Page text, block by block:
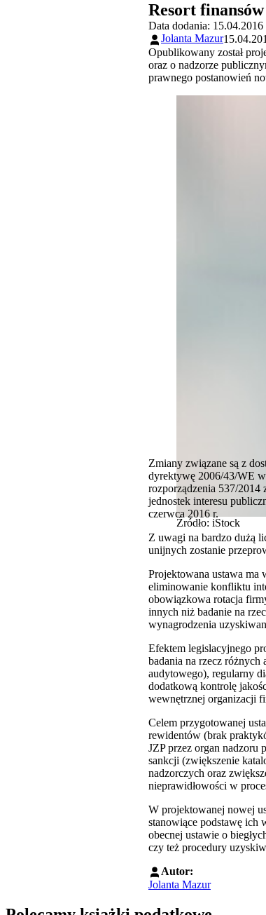
Resort
Data dodania: 15.04.2016
Jolanta Mazur
Opublikowany został
oraz o nadzorze
prawnego postanowień
Źródło: iStock
Zmiany związane są z
dyrektywę 2006/43/WE
rozporządzenia 537/2014
jednostek interesu
czerwca 2016 r.
Z uwagi na bardzo dużą
unijnych zostanie
Projektowana ustawa ma
eliminowanie konfliktu
obowiązkowa rotacja
innych niż badanie na
wynagrodzenia
Efektem legislacyjnego
badania na rzecz
audytowego), regularny
dodatkową kontrolę
wewnętrznej organizacji
Celem przygotowanej
rewidentów (brak
JZP przez organ nadzoru
sankcji (zwiększenie
nadzorczych oraz
nieprawidłowości w
W projektowanej nowej
stanowiące podstawę ich
obecnej ustawie o
czy też procedury
Autor:
Jolanta Mazur